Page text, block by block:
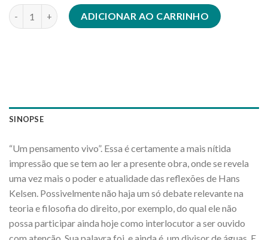
Um pensamento vivo quantidadeADICIONAR AO CARRINHO
SINOPSE
“Um pensamento vivo”. Essa é certamente a mais nítida
impressão que se tem ao ler a presente obra, onde se revela
uma vez mais o poder e atualidade das reflexões de Hans
Kelsen. Possivelmente não haja um só debate relevante na
teoria e filosofia do direito, por exemplo, do qual ele não
possa participar ainda hoje como interlocutor a ser ouvido